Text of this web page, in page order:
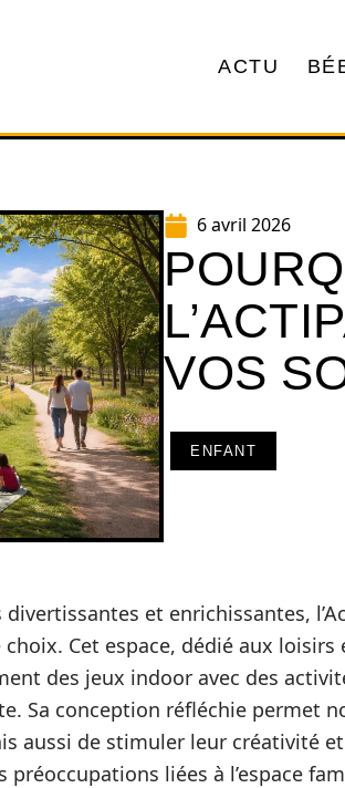
ACTU
6 avril 2026
VOS
ENFANT
et enrichissantes,
Cet espace, dédié aux loisirs
des jeux indoor avec des
Sa conception réfléchie permet
aussi de stimuler leur créativité
préoccupations liées à l’espace